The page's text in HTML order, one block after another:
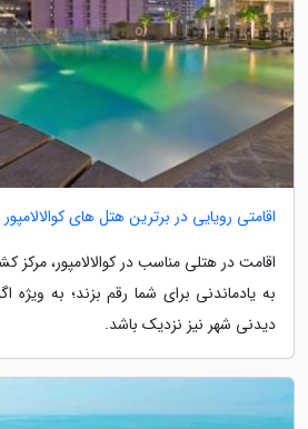
اقامتی رویایی در برترین هتل های
اقامت در هتلی مناسب در کوالالامپور، مرکز
به یادماندنی برای شما رقم بزند؛ به ویژه
دیدنی شهر نیز نزدیک باشد.